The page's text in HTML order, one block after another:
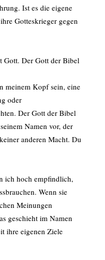
Ist es die eigene
Gotteskrieger gegen
Gott. Der Gott der Bibel
meinem Kopf sein, eine
oder
Der Gott der Bibel
Namen vor, der
anderen Macht. Du
ich hoch empfindlich,
Wenn sie
Meinungen
geschieht im Namen
ihre eigenen Ziele